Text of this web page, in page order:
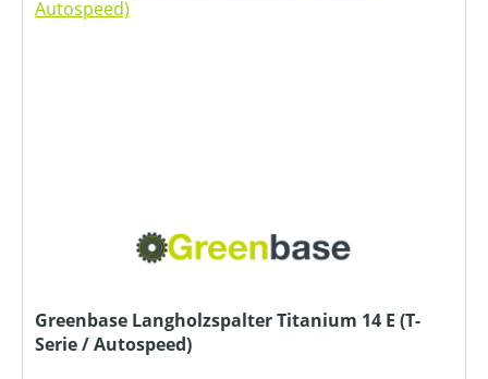
Greenbase Langholzspalter Titanium 14 E (T-
Serie / Autospeed)